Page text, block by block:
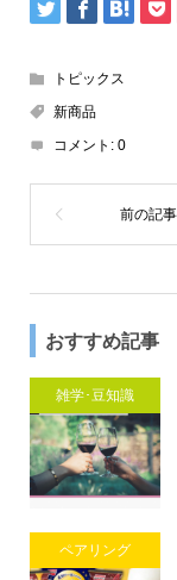
トピックス
新商品
コメント: 0
おすすめ記事
雑学･豆知識
ペアリング